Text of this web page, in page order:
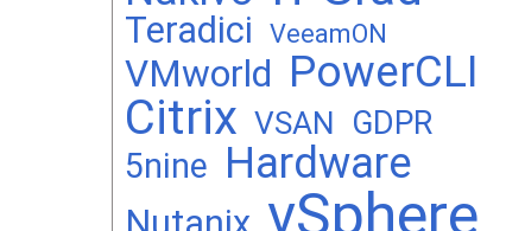
Teradici VeeamON
VMworld PowerCLI
Citrix VSAN GDPR
5nine Hardware
vSphere